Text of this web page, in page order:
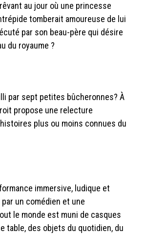
au jour où une princesse
tomberait amoureuse de lui
par son beau-père qui désire
du royaume ?
par sept petites bûcheronnes? À
propose une relecture
plus ou moins connues du
immersive, ludique et
un comédien et une
le monde est muni de casques
table, des objets du quotidien, du